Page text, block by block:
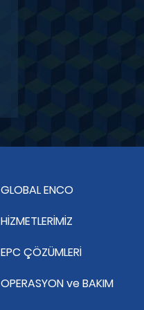
GLOBAL ENCO
HİZMETLERİMİZ
EPC ÇÖZÜMLERİ
OPERASYON ve BAKIM